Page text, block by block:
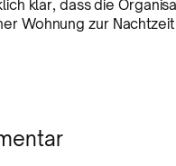
klar, dass die
Wohnung zur